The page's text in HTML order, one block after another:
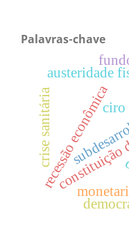
Palavras-chave
recessão econômica
austeridade
crise sanitária ciro